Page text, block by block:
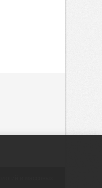
и массовых